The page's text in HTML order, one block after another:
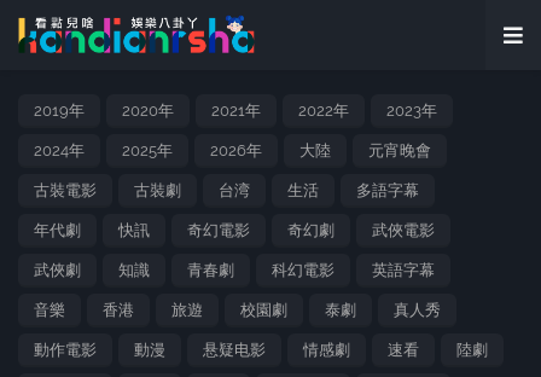
2019年 2020年 2021年 2022年 2023年
2024年 2025年 2026年 大陸 元宵晚會
古裝電影 古裝劇 台湾 生活 多語字幕
年代劇 快訊 奇幻電影 奇幻劇 武俠電影
武俠劇 知識 青春劇 科幻電影 英語字幕
音樂 香港 旅遊 校園劇 泰劇 真人秀
動作電影 動漫 悬疑电影 情感劇 速看 陸劇